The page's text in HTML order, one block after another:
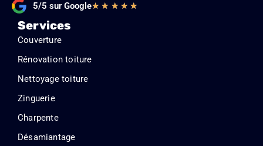
5/5 sur Google★ ★ ★ ★ ★Noté
Services
Couverture
Rénovation toiture
Nettoyage toiture
Zinguerie
Charpente
Désamiantage